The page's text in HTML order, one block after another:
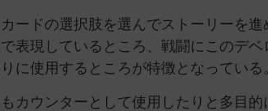
ードの選択肢を選んでストーリーを進
表現しているところ、戦闘にこのデ
に使用するところが特徴となっている
カウンターとして使用したりと多目